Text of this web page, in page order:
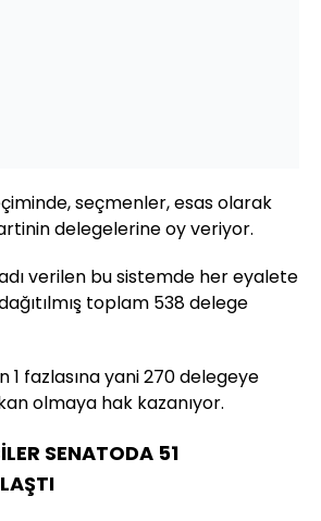
seçmenler, esas olarak
delegelerine oy veriyor.
verilen bu sistemde her eyalete
toplam 538 delege
1 fazlasına yani 270 delegeye
olmaya hak kazanıyor.
SENATODA 51